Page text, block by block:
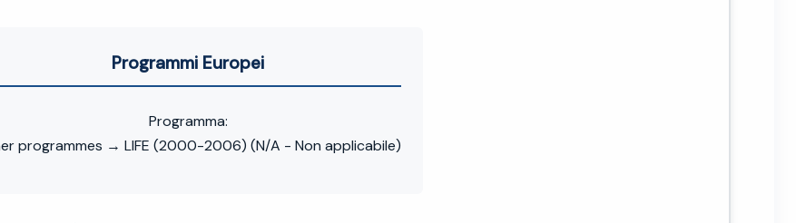
Programmi Europei
Programma:
programmes → LIFE (2000-2006) (N/A - Non applicabile)